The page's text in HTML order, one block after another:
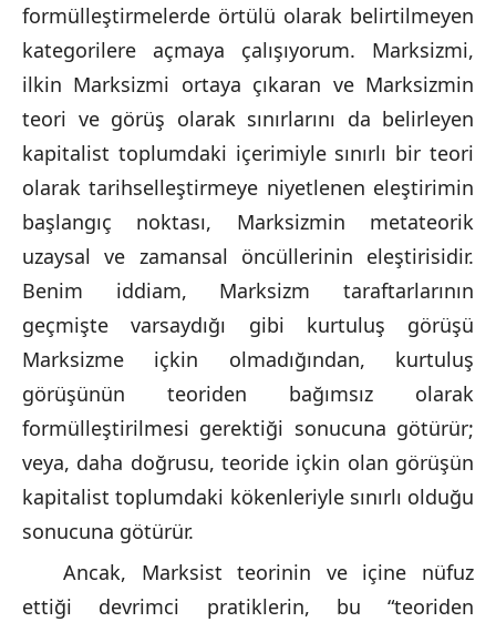
formülleştirmelerde örtülü olarak belirtilmeyen
kategorilere açmaya çalışıyorum. Marksizmi,
ilkin Marksizmi ortaya çıkaran ve Marksizmin
teori ve görüş olarak sınırlarını da belirleyen
kapitalist toplumdaki içerimiyle sınırlı bir teori
olarak tarihselleştirmeye niyetlenen eleştirimin
başlangıç noktası, Marksizmin metateorik
uzaysal ve zamansal öncüllerinin eleştirisidir.
Benim iddiam, Marksizm taraftarlarının
geçmişte varsaydığı gibi kurtuluş görüşü
Marksizme içkin olmadığından, kurtuluş
görüşünün teoriden bağımsız olarak
formülleştirilmesi gerektiği sonucuna götürür;
veya, daha doğrusu, teoride içkin olan görüşün
kapitalist toplumdaki kökenleriyle sınırlı olduğu
sonucuna götürür.
Ancak, Marksist teorinin ve içine nüfuz
ettiği devrimci pratiklerin, bu “teoriden